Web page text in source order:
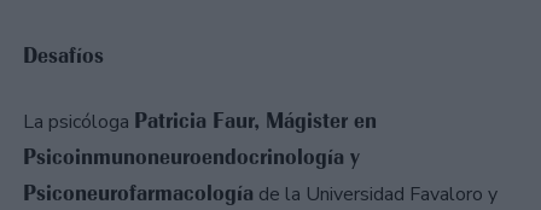
Desafíos
La psicóloga Patricia Faur, Mágister en
Psicoinmunoneuroendocrinología y
Psiconeurofarmacología de la Universidad Favaloro y